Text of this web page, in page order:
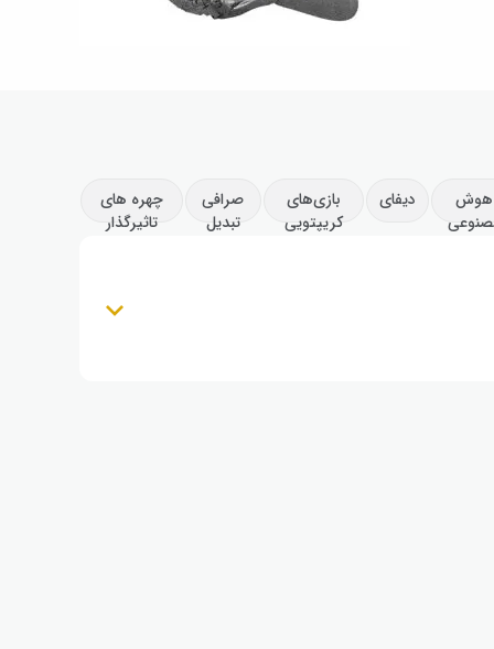
هوش
دیفای
بازی‌های
کریپتویی
صرافی
تبدیل
چهره های
تاثیرگذار